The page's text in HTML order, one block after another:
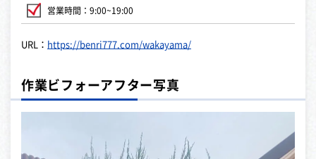
営業時間：9:00~19:00
URL： https://benri777.com/wakayama/
作業ビフォーアフター写真